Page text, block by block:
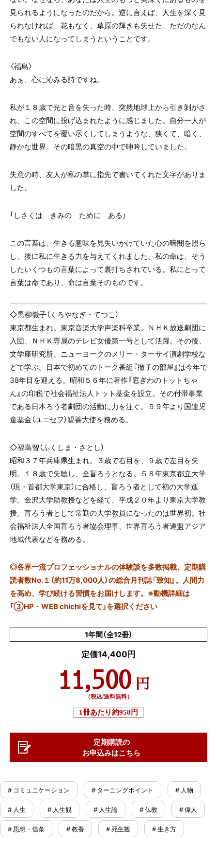
見られるようになったのだから。逆に言えば、人生を深く見
られなければ、花もなく、草原の輝きも失せた、ただのなん
でもない人になってしまうということです。
〈福島〉
あぁ、心に沁みる詩ですね。
私が１８歳で光と音を失った時、突然地球上から引き剝がさ
れ、この空間に投げ込まれたように感じました。自分一人が
空間のすべてを覆い尽くしてしまうような、狭くて、暗く、
静かな世界。その暗黒の真空の中で呻吟していました。
失意の時、友人が私の掌に指先で書いてくれた文字がありま
した。
「しさくは きみの ために ある」
この言葉は、生きる意味を見失いかけていた心の暗闇を照ら
し、後に私に生きる力を与えてくれました。私の命は、そう
したいくつもの言葉によって裏打ちされている。私にとって
言葉は命であり、命は言葉そのものです。
◇黒柳徹子（くろやなぎ・てつこ）
東京都生まれ。東京音楽大学声楽科卒業。ＮＨＫ放送劇団に
入団、ＮＨＫ専属のテレビ女優第一号として活躍。その後、
文学座研究所、ニューヨークのメリー・ターサイ演劇学校な
どで学ぶ。日本で初めてのトーク番組『徹子の部屋』は今年で
38年目を迎える。昭和５６年に著作『窓ぎわのトットちゃ
ん』の印税で社会福祉法人トット基金を設立。その付帯事業
である日本ろう者劇団の活動に力を注ぐ。５９年より国連児
童基金（ユニセフ）親善大使を務める。
◇福島智（ふくしま・さとし）
昭和３７年兵庫県生まれ。３歳で右目を、９歳で左目を失
明。１８歳で失聴し、全盲ろうとなる。５８年東京都立大学
（現・首都大学東京）に合格し、盲ろう者として初の大学進
学。金沢大学助教授などを経て、平成２０年より東京大学教
授。盲ろう者として常勤の大学教員になったのは世界初。社
会福祉法人全国盲ろう者協会理事、世界盲ろう者連盟アジア
地域代表などを務める。
◎各界一流プロフェッショナルの体験談を多数掲載、定期購
読者数No.１（約11万8,000人）の総合月刊誌『致知』。人間力
を高め、学び続ける習慣をお届けします。※動機詳細は
「③HP・WEB chichiを見て」を選択ください
1年間（全12冊）
定価14,400円
11,500 円
（税込/送料無料）
1冊あたり約958円
定期購読の
お申込みはこちら
# コミュニケーション # ターニングポイント # 人物
# 人生 # 人生観 # 人生論 # 仏教 # 偉人
# 思想・信条 # 教養 # 死生観 # 生き方